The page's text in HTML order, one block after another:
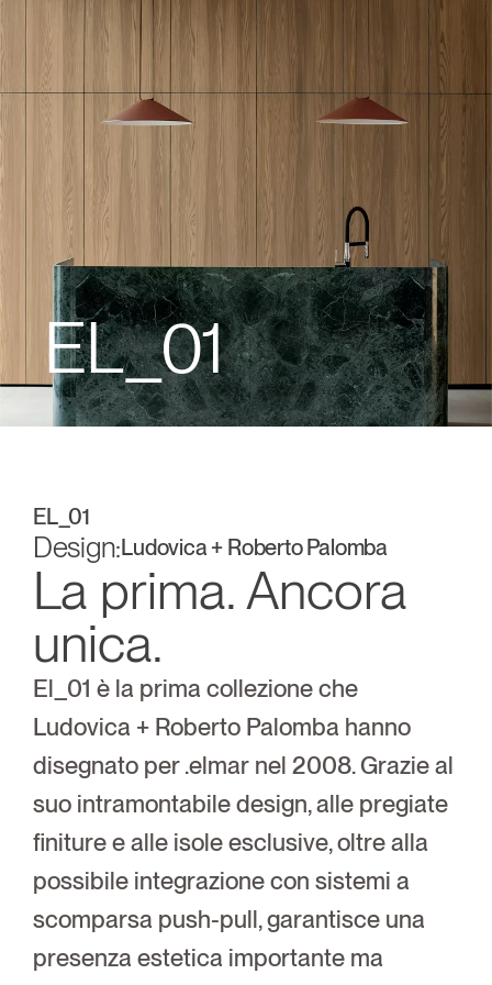
EL_01
EL_01
Design:Ludovica + Roberto Palomba
La prima. Ancora
unica.
El_01 è la prima collezione che
Ludovica + Roberto Palomba hanno
disegnato per .elmar nel 2008. Grazie al
suo intramontabile design, alle pregiate
finiture e alle isole esclusive, oltre alla
possibile integrazione con sistemi a
scomparsa push-pull, garantisce una
presenza estetica importante ma